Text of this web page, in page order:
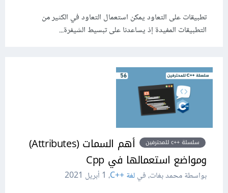
تطبيقات على التعاود يمكن استعمال التعاود في الكثير من
التطبيقات المفيدة إذ يساعدنا على تبسيط الشيفرة...
سلسلة ++c للمحترفين
أهم السمات (Attributes)
ومواضع استعمالها في Cpp
بواسطة محمد بغات، فيلغة C++‎ ، 1 أبريل 2021